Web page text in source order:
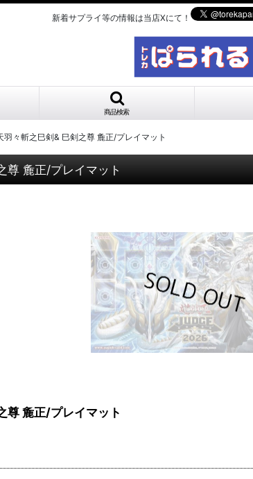
新着サプライ等の情報は当店Xにて！
商品検索
羽々斬之巳剣& 巳剣之尊 麁正/プレイマット
尊 麁正/プレイマット
尊 麁正/プレイマット